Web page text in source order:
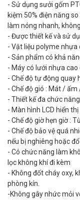
- Sử dụng sưởi gốm
kiệm 50% điện năng
làm nóng nhanh,
- Được thiết kế và sử
- Vật liệu polyme nhựa
- Sản phẩm có khả
- Máy có lưới nhựa cao
- Chế độ tự động quay
- Chế độ gió : Mát /
- Thiết kế đa chức
- Màn hình LCD hiển
- Chế độ giờ hẹn giờ :
- Chế độ bảo vệ quá
nếu bị nghiêng hoặc đổ
- Có chức năng làm
lọc không khí đi kèm
- Không đốt cháy oxy,
phòng kín.
-Không gây nhức mỏi